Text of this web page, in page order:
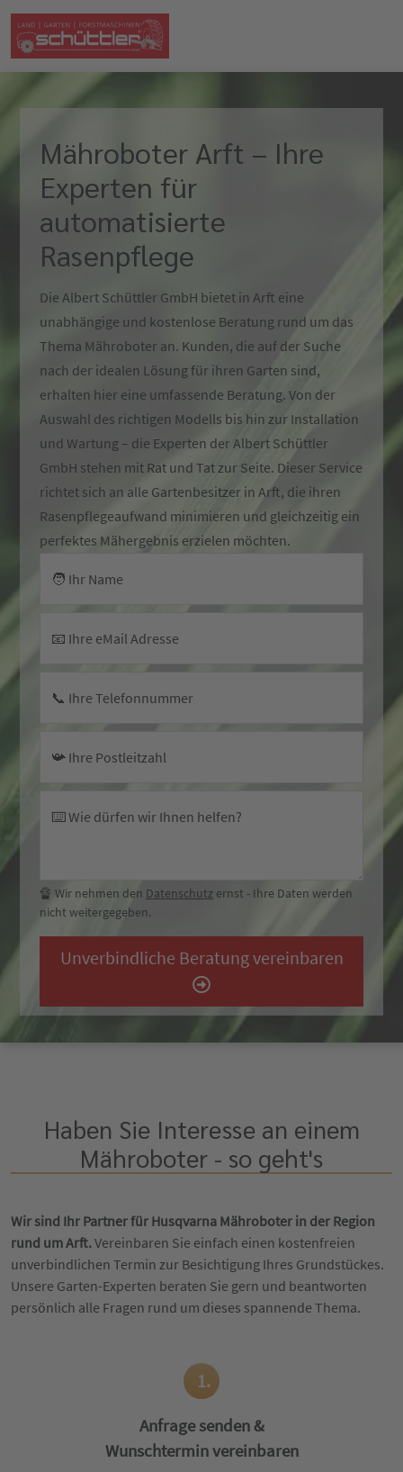
Mähroboter Arft – Ihre
Experten für
automatisierte
Rasenpflege
Die Albert Schüttler GmbH bietet in Arft eine
unabhängige und kostenlose Beratung rund um das
Thema Mähroboter an. Kunden, die auf der Suche
nach der idealen Lösung für ihren Garten sind,
erhalten hier eine umfassende Beratung. Von der
Auswahl des richtigen Modells bis hin zur Installation
und Wartung – die Experten der Albert Schüttler
GmbH stehen mit Rat und Tat zur Seite. Dieser Service
richtet sich an alle Gartenbesitzer in Arft, die ihren
Rasenpflegeaufwand minimieren und gleichzeitig ein
perfektes Mähergebnis erzielen möchten.
🧑 Ihr Name
📧 Ihre eMail Adresse
📞 Ihre Telefonnummer
📯 Ihre Postleitzahl
⌨️ Wie dürfen wir Ihnen helfen?
🔏 Wir nehmen den Datenschutz ernst - Ihre Daten werden
nicht weitergegeben.
Haben Sie Interesse an einem
Mähroboter - so geht's
Wir sind Ihr Partner für Husqvarna Mähroboter in der Region
rund um Arft.Vereinbaren Sie einfach einen kostenfreien
unverbindlichen Termin zur Besichtigung Ihres Grundstückes.
Unsere Garten-Experten beraten Sie gern und beantworten
persönlich alle Fragen rund um dieses spannende Thema.
1.
Anfrage senden &
Wunschtermin vereinbaren